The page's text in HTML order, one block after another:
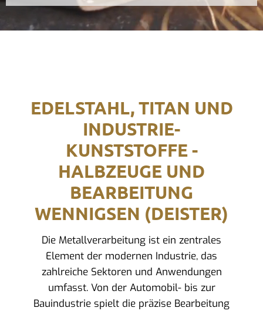
EDELSTAHL, TITAN UND
INDUSTRIE-
KUNSTSTOFFE -
HALBZEUGE UND
BEARBEITUNG
WENNIGSEN (DEISTER)
Die Metallverarbeitung ist ein zentrales
Element der modernen Industrie, das
zahlreiche Sektoren und Anwendungen
umfasst. Von der Automobil- bis zur
Bauindustrie spielt die präzise Bearbeitung